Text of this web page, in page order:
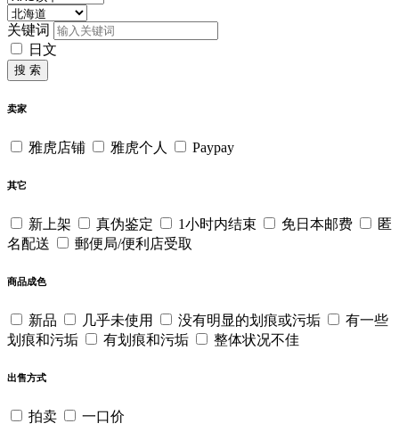
关键词
日文
搜 索
卖家
雅虎店铺 雅虎个人 Paypay
其它
新上架 真伪鉴定 1小时内结束 免日本邮费
匿
名配送
郵便局/便利店受取
商品成色
新品 几乎未使用 没有明显的划痕或污垢
有一些
划痕和污垢
有划痕和污垢 整体状况不佳
出售方式
拍卖 一口价